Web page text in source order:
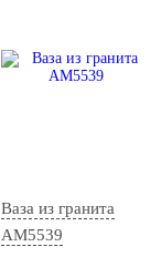
Ваза из гранита
AM5539